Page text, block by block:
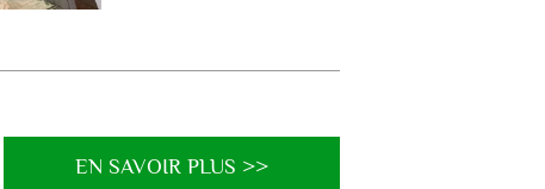
EN SAVOIR PLUS >>